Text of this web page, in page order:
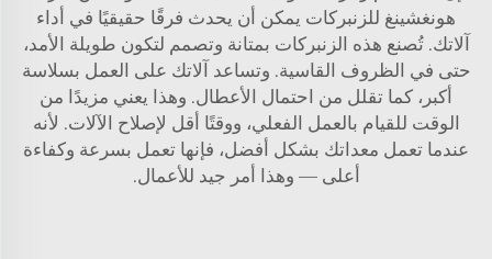
هونغشينغ للزنبركات يمكن أن يحدث فرقًا حقيقيًا في أداء
آلاتك. تُصنع هذه الزنبركات بمتانة وتصمم لتكون طويلة الأمد،
حتى في الظروف القاسية. وتساعد آلاتك على العمل بسلاسة
أكبر، كما تقلل من احتمال الأعطال. وهذا يعني مزيدًا من
الوقت للقيام بالعمل الفعلي، ووقتًا أقل لإصلاح الآلات. لأنه
عندما تعمل معداتك بشكل أفضل، فإنها تعمل بسرعة وكفاءة
أعلى — وهذا أمر جيد للأعمال.